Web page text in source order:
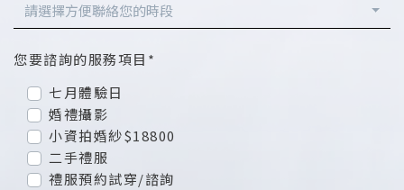
請選擇方便聯絡您的時段
您要諮詢的服務項目*
七月體驗日
婚禮攝影
小資拍婚紗$18800
二手禮服
禮服預約試穿/諮詢